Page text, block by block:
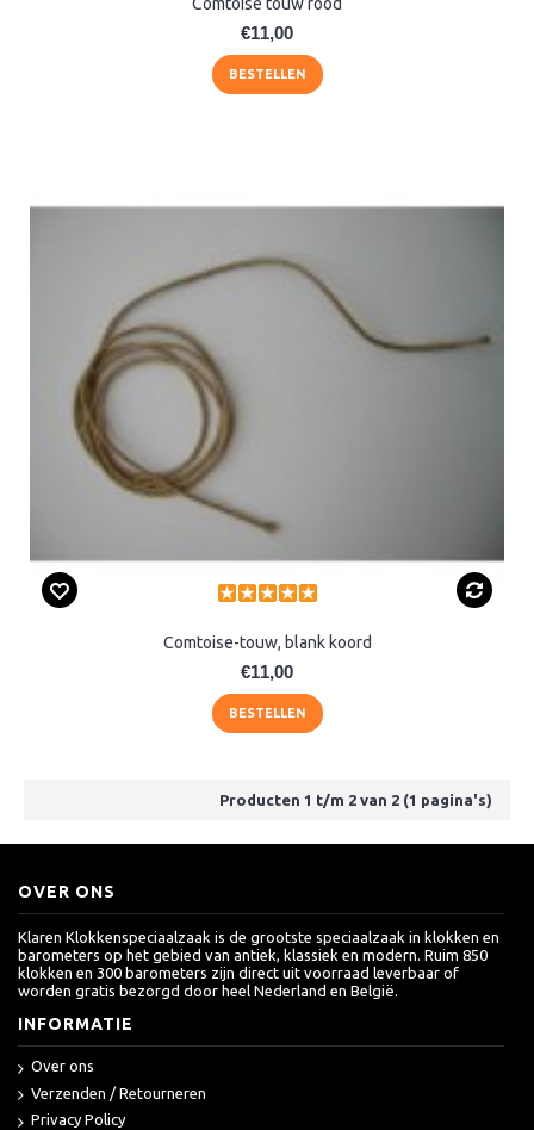
€11,00
BESTELLEN
Comtoise-touw, blank koord
€11,00
BESTELLEN
Producten 1 t/m 2 van 2 (1 pagina's)
OVER ONS
Klaren Klokkenspeciaalzaak is de grootste speciaalzaak in klokken en
barometers op het gebied van antiek, klassiek en modern. Ruim 850
klokken en 300 barometers zijn direct uit voorraad leverbaar of
worden gratis bezorgd door heel Nederland en België.
INFORMATIE
Over ons
Verzenden / Retourneren
Privacy Policy